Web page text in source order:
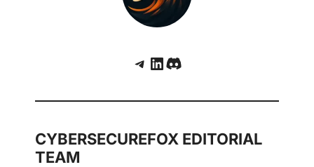
Telegram
LinkedIn
Discord
CYBERSECUREFOX EDITORIAL
TEAM